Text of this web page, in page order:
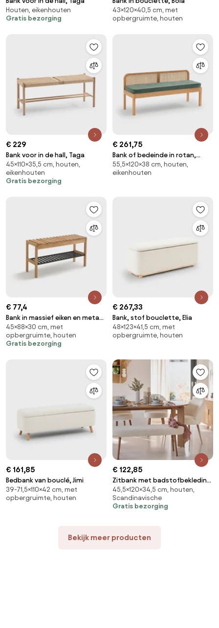
Houten, eikenhouten
Gratis bezorging
43×120×40,5 cm, met
opbergruimte, houten
€ 229
Bank voor in de hall, Taga
45×110×35,5 cm, houten,
eikenhouten
Gratis bezorging
€ 261,75
Bank of bedeinde in rotan,
Scillia
55,5×120×38 cm, houten,
eikenhouten
€ 77,4
Bank in massief eiken en metaal,
Kia
45×88×30 cm, met
opbergruimte, houten
Gratis bezorging
€ 267,33
Bank, stof bouclette, Elia
48×123×41,5 cm, met
opbergruimte, houten
€ 161,85
Bedbank van bouclé, Jimi
39-71,5×110×42 cm, met
opbergruimte, houten
€ 122,85
Zitbank met badstofbekleding,
Jimi
45,5×120×34,5 cm, houten,
Scandinavische
Gratis bezorging
Bekijk meer producten